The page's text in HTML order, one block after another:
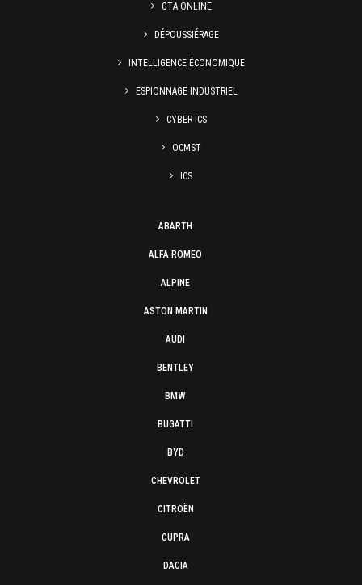
GTA ONLINE
DÉPOUSSIÉRAGE
INTELLIGENCE ÉCONOMIQUE
ESPIONNAGE INDUSTRIEL
CYBER ICS
OCMST
ICS
ABARTH
ALFA ROMEO
ALPINE
ASTON MARTIN
AUDI
BENTLEY
BMW
BUGATTI
BYD
CHEVROLET
CITROËN
CUPRA
DACIA